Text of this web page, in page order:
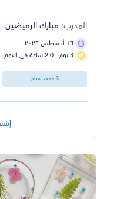
المدرب: مبارك الرميضين
١٦ أغسطس ٢٠٢٦
3 يوم - 2.0 ساعة في اليوم
3 مقعد متاح